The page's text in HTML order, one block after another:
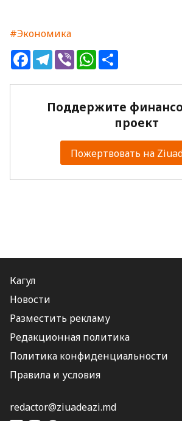
#Экономика
FacebookTelegram
ViberWhatsApp
Поддержите
проект
Пожертвовать на
Кагул
Новости
Разместить рекламу
Редакционная политика
Политика конфиденциальности
Правила и условия
redactor@ziuadeazi.md